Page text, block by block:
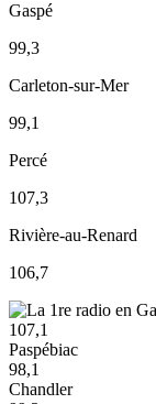
Gaspé
99,3
Carleton-sur-Mer
99,1
Percé
107,3
Rivière-au-Renard
106,7
107,1
Paspébiac
98,1
Chandler